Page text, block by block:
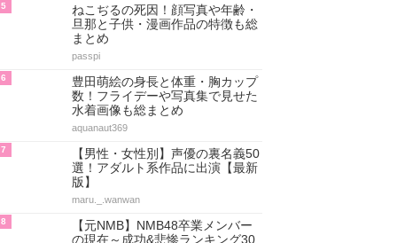
5
ねこぢるの死因！顔写真や年齢・
旦那と子供・漫画作品の特徴も総
まとめ
passpi
6
豊田萌絵の身長と体重・胸カップ
数！フライデーや写真集で見せた
水着画像も総まとめ
aquanaut369
7
【男性・女性別】声優の裏名義50
選！アダルト系作品に出演【最新
版】
maru._.wanwan
8
【元NMB】NMB48卒業メンバー
の現在～成功&悲惨ランキング30